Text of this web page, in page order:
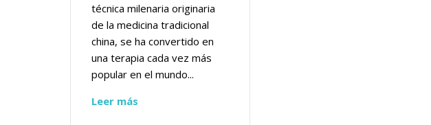
técnica milenaria originaria
de la medicina tradicional
china, se ha convertido en
una terapia cada vez más
popular en el mundo...
Leer más